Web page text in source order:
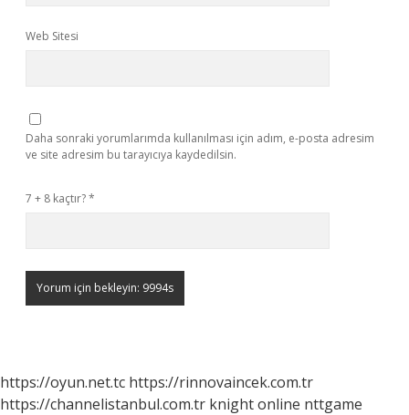
Web Sitesi
Daha sonraki yorumlarımda kullanılması için adım, e-posta adresim
ve site adresim bu tarayıcıya kaydedilsin.
7 + 8 kaçtır?*
https://oyun.net.tc https://rinnovaincek.com.tr
https://channelistanbul.com.tr knight online nttgame